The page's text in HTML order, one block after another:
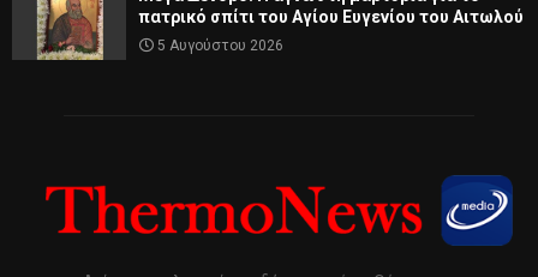
πατρικό σπίτι του Αγίου Ευγενίου του Αιτωλού
5 Αυγούστου 2026